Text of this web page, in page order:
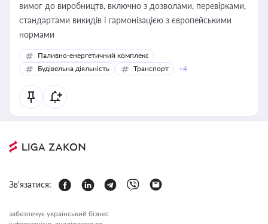
вимог до виробництв, включно з дозволами, перевірками,
стандартами викидів і гармонізацією з європейськими
нормами
Паливно-енергетичний комплекс
Будівельна діяльність
Транспорт +4
Зв'язатися:
забезпечує український бізнес